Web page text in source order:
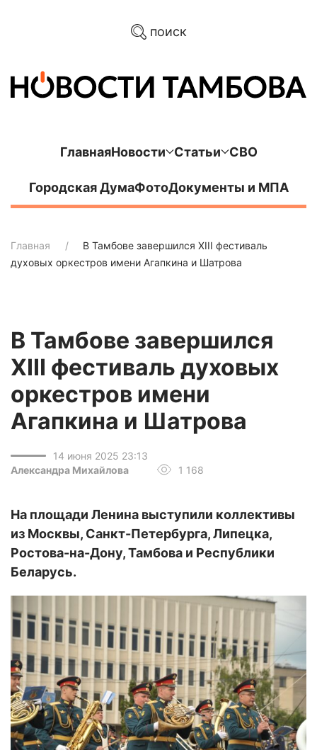
поиск
ГлавнаяНовости Статьи СВО
Городская ДумаФотоДокументы и МПА
Главная
В Тамбове завершился XIII фестиваль
духовых оркестров имени Агапкина и Шатрова
В Тамбове завершился
XIII фестиваль духовых
оркестров имени
Агапкина и Шатрова
14 июня 2025 23:13
Александра Михайлова
1 168
На площади Ленина выступили коллективы
из Москвы, Санкт-Петербурга, Липецка,
Ростова-на-Дону, Тамбова и Республики
Беларусь.